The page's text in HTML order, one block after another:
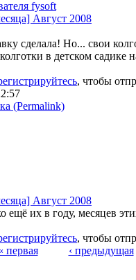
Август 2008
сделала! Но... свои
в детском садике
, чтобы
(Permalink)
Август 2008
ещё их в году, месяцев
, чтобы
первая ‹ предыдущая